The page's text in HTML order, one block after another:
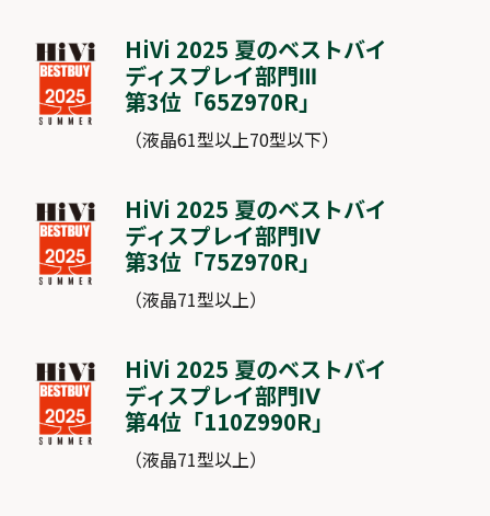
HiVi 2025 夏のベストバイ
ディスプレイ部門Ⅲ
第3位「65Z970R」
（液晶61型以上70型以下）
HiVi 2025 夏のベストバイ
ディスプレイ部門Ⅳ
第3位「75Z970R」
（液晶71型以上）
HiVi 2025 夏のベストバイ
ディスプレイ部門Ⅳ
第4位「110Z990R」
（液晶71型以上）